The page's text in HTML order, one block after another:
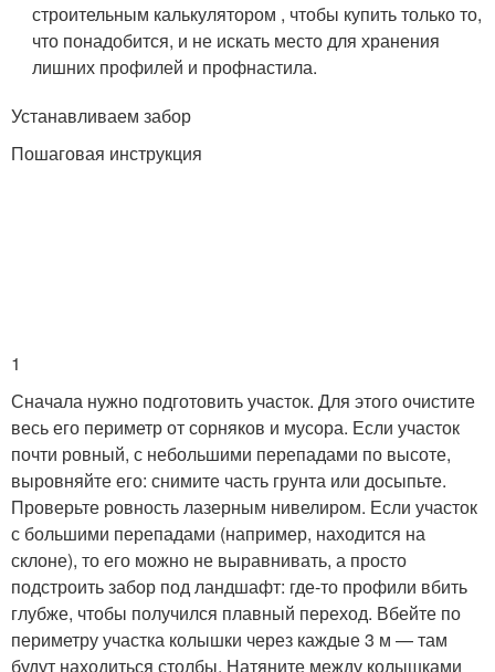
строительным калькулятором , чтобы купить только то,
что понадобится, и не искать место для хранения
лишних профилей и профнастила.
Устанавливаем забор
Пошаговая инструкция
1
Сначала нужно подготовить участок. Для этого очистите
весь его периметр от сорняков и мусора. Если участок
почти ровный, с небольшими перепадами по высоте,
выровняйте его: снимите часть грунта или досыпьте.
Проверьте ровность лазерным нивелиром. Если участок
с большими перепадами (например, находится на
склоне), то его можно не выравнивать, а просто
подстроить забор под ландшафт: где-то профили вбить
глубже, чтобы получился плавный переход. Вбейте по
периметру участка колышки через каждые 3 м — там
будут находиться столбы. Натяните между колышками